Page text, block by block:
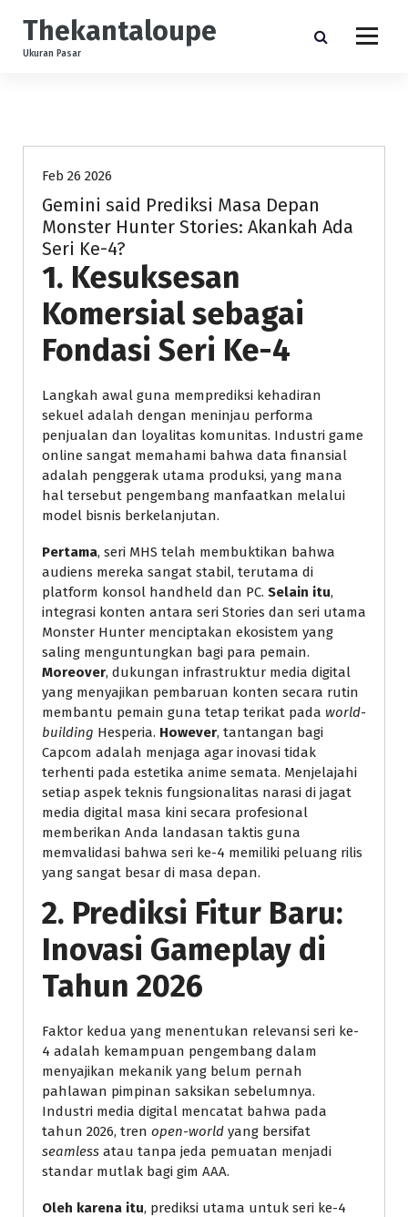
Thekantaloupe
Ukuran Pasar
Feb 26 2026
Gemini said Prediksi Masa Depan
Monster Hunter Stories: Akankah Ada
Seri Ke-4?
1. Kesuksesan
Komersial sebagai
Fondasi Seri Ke-4
Langkah awal guna memprediksi kehadiran
sekuel adalah dengan meninjau performa
penjualan dan loyalitas komunitas. Industri game
online sangat memahami bahwa data finansial
adalah penggerak utama produksi, yang mana
hal tersebut pengembang manfaatkan melalui
model bisnis berkelanjutan.
Pertama, seri MHS telah membuktikan bahwa
audiens mereka sangat stabil, terutama di
platform konsol handheld dan PC. Selain itu,
integrasi konten antara seri Stories dan seri utama
Monster Hunter menciptakan ekosistem yang
saling menguntungkan bagi para pemain.
Moreover, dukungan infrastruktur media digital
yang menyajikan pembaruan konten secara rutin
membantu pemain guna tetap terikat pada world-
building Hesperia. However, tantangan bagi
Capcom adalah menjaga agar inovasi tidak
terhenti pada estetika anime semata. Menjelajahi
setiap aspek teknis fungsionalitas narasi di jagat
media digital masa kini secara profesional
memberikan Anda landasan taktis guna
memvalidasi bahwa seri ke-4 memiliki peluang rilis
yang sangat besar di masa depan.
2. Prediksi Fitur Baru:
Inovasi Gameplay di
Tahun 2026
Faktor kedua yang menentukan relevansi seri ke-
4 adalah kemampuan pengembang dalam
menyajikan mekanik yang belum pernah
pahlawan pimpinan saksikan sebelumnya.
Industri media digital mencatat bahwa pada
tahun 2026, tren open-world yang bersifat
seamless atau tanpa jeda pemuatan menjadi
standar mutlak bagi gim AAA.
Oleh karena itu, prediksi utama untuk seri ke-4